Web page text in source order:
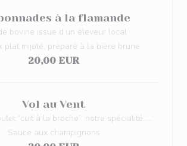
à la flamande
bovine issue d’un éleveur local
plat mijoté, préparé à la bière brune
20,00 EUR
Vol au Vent
“cuit à la broche”, notre spécialité…..
Sauce aux champignons